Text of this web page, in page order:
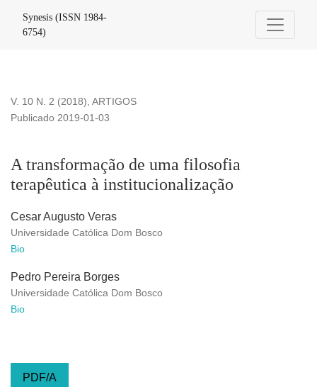
Synesis (ISSN 1984-
6754)
V. 10 N. 2 (2018), ARTIGOS
A transformação de uma filosofia
terapêutica à institucionalização
Publicado 2019-01-03
Cesar Augusto Veras
Universidade Católica Dom Bosco
Bio
Pedro Pereira Borges
Universidade Católica Dom Bosco
Bio
PDF/A